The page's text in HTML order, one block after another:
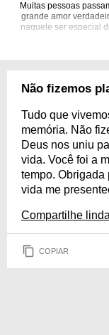
Muitas pessoas
grande amor
naquele ser especial
acaso podem gerar
tratando de um
Não fizemos
Tudo que
memória. Não
Deus nos uniu
vida. Você foi a
tempo. Obrigada
vida me
Compartilhe
COPIAR